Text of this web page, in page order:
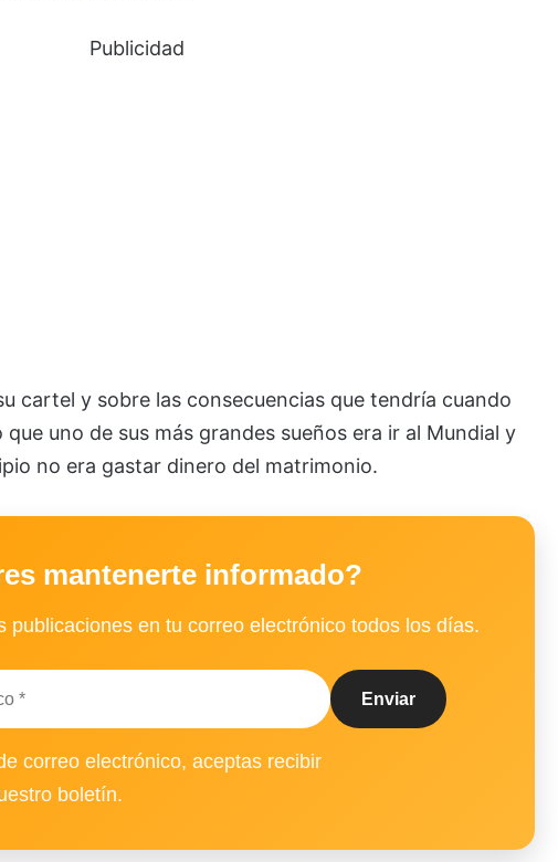
Publicidad
cartel y sobre las consecuencias que tendría cuando
uno de sus más grandes sueños era ir al Mundial y
no era gastar dinero del matrimonio.
mantenerte informado?
publicaciones en tu correo electrónico todos los días.
correo electrónico, aceptas recibir
boletín.